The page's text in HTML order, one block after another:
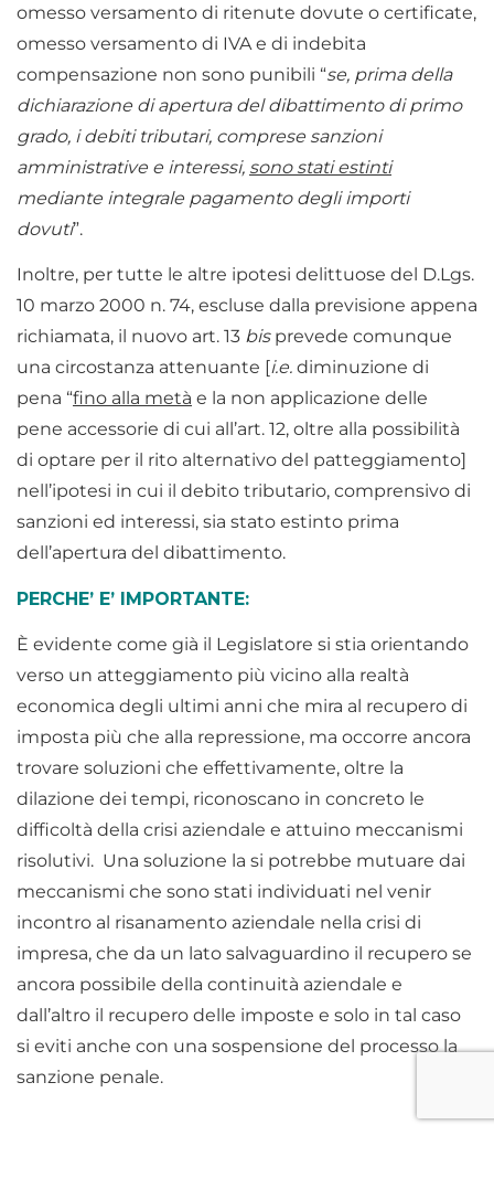
omesso versamento di ritenute dovute o certificate,
omesso versamento di IVA e di indebita
compensazione non sono punibili “se, prima della
dichiarazione di apertura del dibattimento di primo
grado, i debiti tributari, comprese sanzioni
amministrative e interessi, sono stati estinti
mediante integrale pagamento degli importi
dovuti”.
Inoltre, per tutte le altre ipotesi delittuose del D.Lgs.
10 marzo 2000 n. 74, escluse dalla previsione appena
richiamata, il nuovo art. 13 bisprevede comunque
una circostanza attenuante [i.e. diminuzione di
pena “fino alla metà e la non applicazione delle
pene accessorie di cui all’art. 12, oltre alla possibilità
di optare per il rito alternativo del patteggiamento]
nell’ipotesi in cui il debito tributario, comprensivo di
sanzioni ed interessi, sia stato estinto prima
dell’apertura del dibattimento.
PERCHE’ E’ IMPORTANTE:
È evidente come già il Legislatore si stia orientando
verso un atteggiamento più vicino alla realtà
economica degli ultimi anni che mira al recupero di
imposta più che alla repressione, ma occorre ancora
trovare soluzioni che effettivamente, oltre la
dilazione dei tempi, riconoscano in concreto le
difficoltà della crisi aziendale e attuino meccanismi
risolutivi. Una soluzione la si potrebbe mutuare dai
meccanismi che sono stati individuati nel venir
incontro al risanamento aziendale nella crisi di
impresa, che da un lato salvaguardino il recupero se
ancora possibile della continuità aziendale e
dall’altro il recupero delle imposte e solo in tal caso
si eviti anche con una sospensione del processo la
sanzione penale.